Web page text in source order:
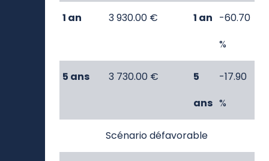
des coûts
moyen
-60.70
%
5
ans
-17.90